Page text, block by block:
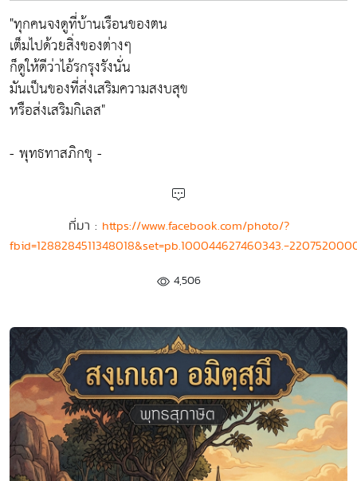
"ทุกคนจงดูที่บ้านเรือนของตน
เต็มไปด้วยสิ่งของต่างๆ
ก็ดูให้ดีว่าไอ้รกรุงรังนั่น
มันเป็นของที่ส่งเสริมความสงบสุข
หรือส่งเสริมกิเลส"
- พุทธทาสภิกขุ -
ที่มา : https://www.facebook.com/photo/?
fbid=1288284511348018&set=pb.100044627460343.-
4,506